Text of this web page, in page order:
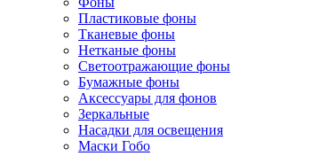
Пластиковые фоны
Тканевые фоны
Нетканые фоны
Светоотражающие фоны
Бумажные фоны
Аксессуары для фонов
Зеркальные
Насадки для освещения
Маски Гобо